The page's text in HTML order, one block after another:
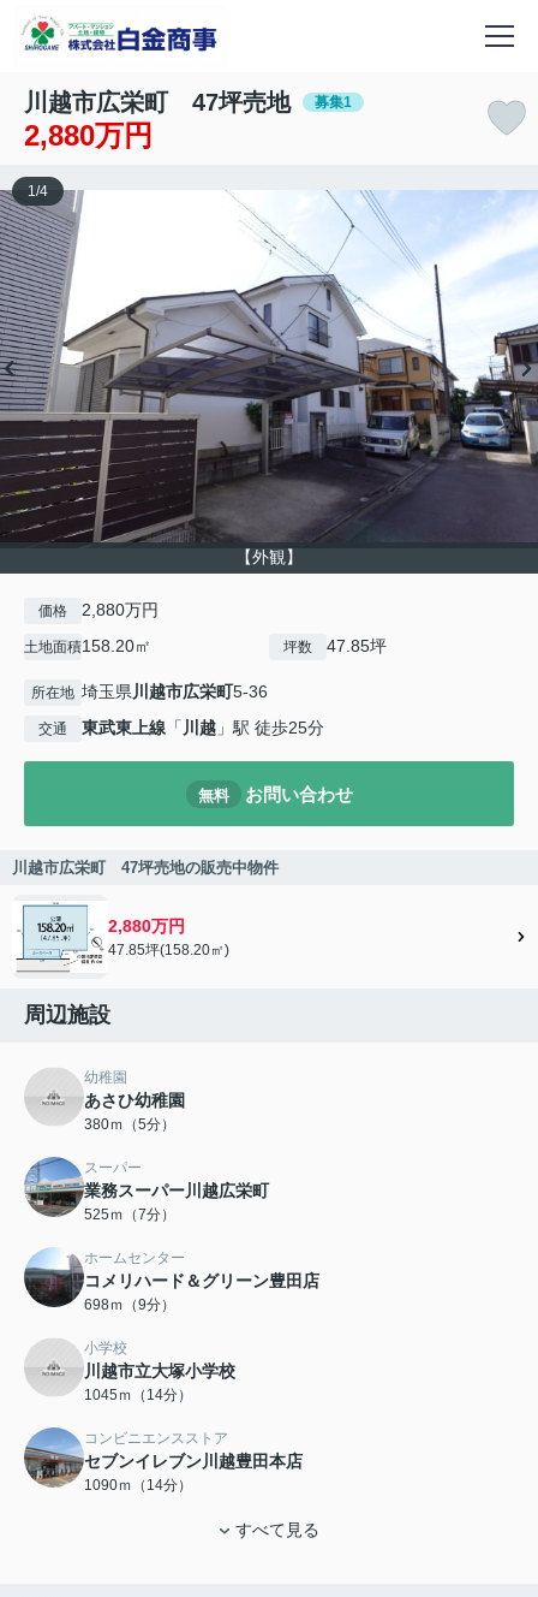
川越市広栄町 47坪売地 募集1
2,880万円
【外観】
1 /4
価格 2,880万円
土地面積158.20㎡ 坪数 47.85坪
所在地 埼玉県川越市広栄町5-36
交通 東武東上線 「 川越 」駅 徒歩25分
無料 お問い合わせ
川越市広栄町 47坪売地の販売中物件
2,880万円
47.85坪(158.20㎡)
周辺施設
幼稚園
あさひ幼稚園
380ｍ（5分）
スーパー
業務スーパー川越広栄町
525ｍ（7分）
ホームセンター
コメリハード＆グリーン豊田店
698ｍ（9分）
小学校
川越市立大塚小学校
1045ｍ（14分）
コンビニエンスストア
セブンイレブン川越豊田本店
1090ｍ（14分）
すべて見る